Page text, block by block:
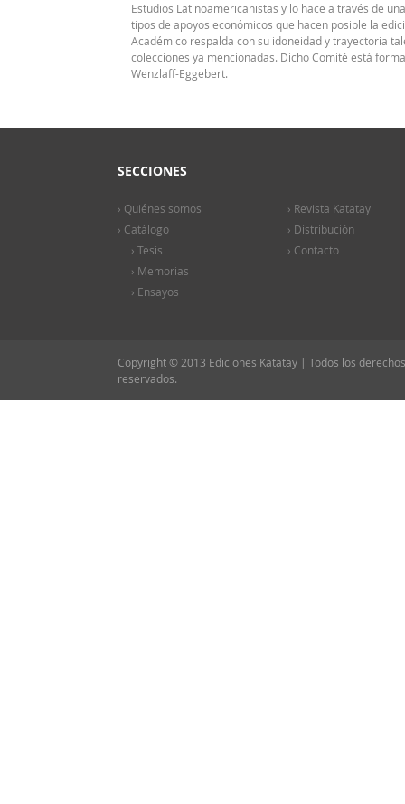
Estudios Latinoamericanistas y lo hace a través de
tipos de apoyos económicos que hacen posible la
Académico respalda con su idoneidad y trayectoria
colecciones ya mencionadas. Dicho Comité está
Wenzlaff-Eggebert.
SECCIONES
› Quiénes somos
› Catálogo
› Tesis
› Memorias
› Ensayos
› Revista Katatay
› Distribución
› Contacto
Copyright © 2013 Ediciones Katatay | Todos los derechos
reservados.